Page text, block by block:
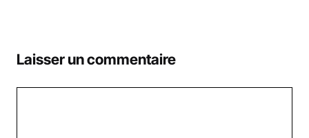
Laisser un commentaire